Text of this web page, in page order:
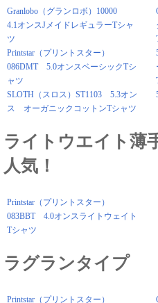
Granlobo（グランロボ）10000
4.1オンスJメイドレギュラーTシャ
ツ
Printstar（プリントスター）
086DMT 5.0オンスベーシックTシ
ャツ
SLOTH（スロス）ST1103 5.3オン
ス オーガニックコットンTシャツ
ライトウエイト薄
人気！
Printstar（プリントスター）
083BBT 4.0オンスライトウェイト
Tシャツ
ラグランタイプ
Printstar（プリントスター）